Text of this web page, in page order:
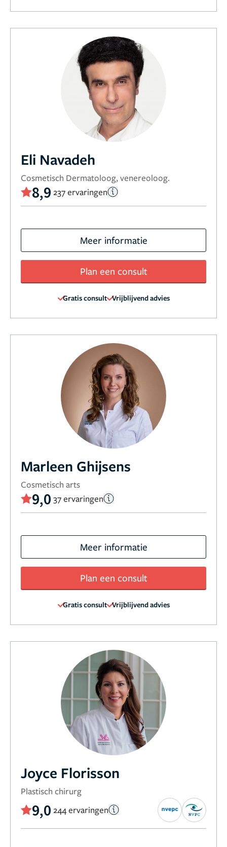
Eli Navadeh
Cosmetisch Dermatoloog, venereoloog.
8,9 237 ervaringen
Meer informatie
Plan een consult
Gratis consult Vrijblijvend advies
Marleen Ghijsens
Cosmetisch arts
9,0 37 ervaringen
Meer informatie
Plan een consult
Gratis consult Vrijblijvend advies
Joyce Florisson
Plastisch chirurg
9,0 244 ervaringen